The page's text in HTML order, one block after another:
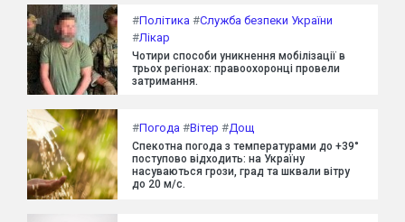
#Політика #Служба безпеки України
#Лікар
Чотири способи уникнення мобілізації в
трьох регіонах: правоохоронці провели
затримання.
#Погода #Вітер #Дощ
Спекотна погода з температурами до +39°
поступово відходить: на Україну
насуваються грози, град та шквали вітру
до 20 м/с.